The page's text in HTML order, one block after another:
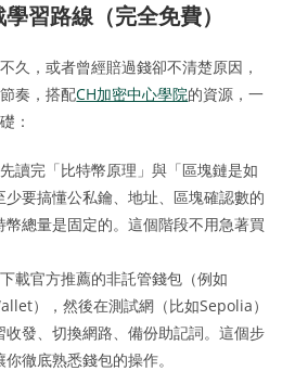
習路線（完全免費）
久，或者曾經賠過錢卻不清楚原因，
奏，搭配CH加密中心學院的資源，一
：
讀完「比特幣原理」與「區塊鏈是如
要搞懂公私鑰、地址、區塊確認數的
總量是固定的。這個階段不用急著買
載官方推薦的非託管錢包（例如
），然後在測試網（比如Sepolia）
發、切換網路、備份助記詞。這個步
徹底熟悉錢包的操作。